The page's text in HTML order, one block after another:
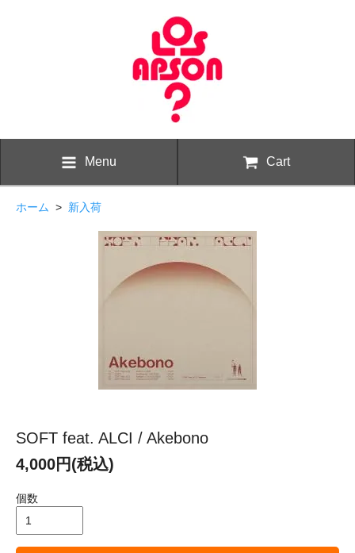
Menu Cart
ホーム > 新入荷
SOFT feat. ALCI / Akebono
4,000円(税込)
個数